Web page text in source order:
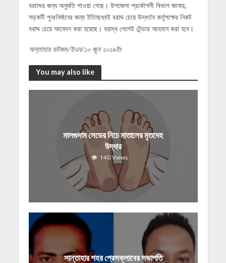
বরাদ্দের জন্য অনুমতি পাওয়া গেছে। উপজেলা প্রকৌশলী বিভাগ জানায়,
সড়কটি পুনঃনির্মানের জন্য ইতিমধ্যেই বরাদ্দ চেয়ে উদ্ধর্তন কর্তৃপক্ষের নিকট
বরাদ্দ চেয়ে আবেদন করা হয়েছে। বরাদ্ধ পেলেই টেন্ডার আহবান করা হবে।
সান্তাহার ডটকম/ইএন/১০ জুন ২০১৯ইং
You may also like
মালগুদাম সেডের নিচে মাতালের মৃতদেহ
উদ্ধার
140 Views
সান্তাহার শহর প্রেসক্লাবের সভাপতি